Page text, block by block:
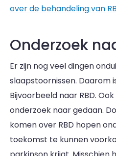
over de behandeling van
Onderzoek
Er zijn nog veel dingen
slaapstoornissen. Daarom
Bijvoorbeeld naar RBD.
onderzoek naar gedaan.
komen over RBD hopen
toekomst te kunnen